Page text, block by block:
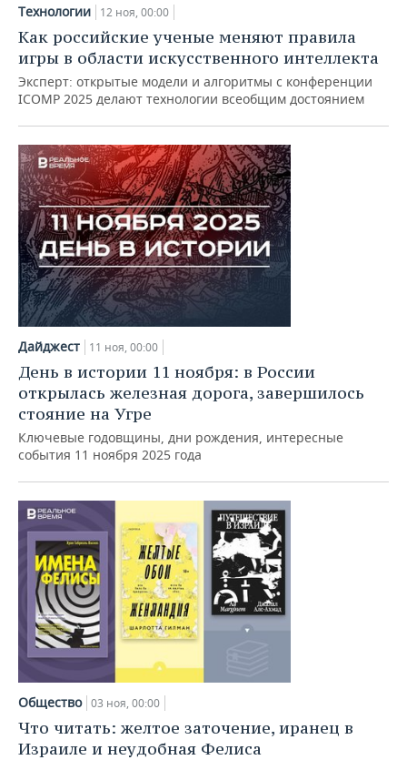
НЕФТЕХИМИЯ
НЕФТЬ
ОПК
ЭНЕРГЕТИКА
РОЗНИЧНАЯ ТОРГОВЛЯ
ТРАНСПОРТ
НОВОСТИ ТЕХНОЛОГИЙ
IT
ТЕЛЕКОММУНИКАЦИИ
МЕРОПРИЯТИЯ
НОВОСТИ МЕРОПРИЯТИЙ
БИЗНЕС-БРАНЧИ
ONLINE-КОНФЕРЕНЦИИ
ОТКРЫТАЯ ЛЕКЦИЯ
СПОРТ
ФУТБОЛ
ХОККЕЙ
БАСКЕТБОЛ
ВОЛЕЙБОЛ
КИБЕРСПОРТ
ФИГУРНОЕ КАТАНИЕ
ВОДНЫЕ ВИДЫ СПОРТА
ХОККЕЙ С МЯЧОМ
НОВОСТИ ОБЩЕСТВА
ВЛАСТЬ
ИНФРАСТРУКТУРА
ИСТОРИЯ
КУЛЬТУРА
МЕДИЦИНА
ОБРАЗОВАНИЕ
ПРОИСШЕСТВИЯ
ФОТОГАЛЕРЕЯ
СЮЖЕТЫ
СПРАВОЧНИК
СПИСОК ПЕРСОН
СПИСОК КОМПАНИЙ
ПОЛНАЯ ВЕРСИЯ
Технологии 12 ноя, 00:00
Как российские ученые меняют правила
игры в области искусственного интеллекта
Эксперт: открытые модели и алгоритмы с конференции
ICOMP 2025 делают технологии всеобщим достоянием
Дайджест 11 ноя, 00:00
День в истории 11 ноября: в России
открылась железная дорога, завершилось
стояние на Угре
Ключевые годовщины, дни рождения, интересные
события 11 ноября 2025 года
Общество 03 ноя, 00:00
Что читать: желтое заточение, иранец в
Израиле и неудобная Фелиса